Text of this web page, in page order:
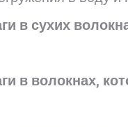
в сухих
в волокнах,